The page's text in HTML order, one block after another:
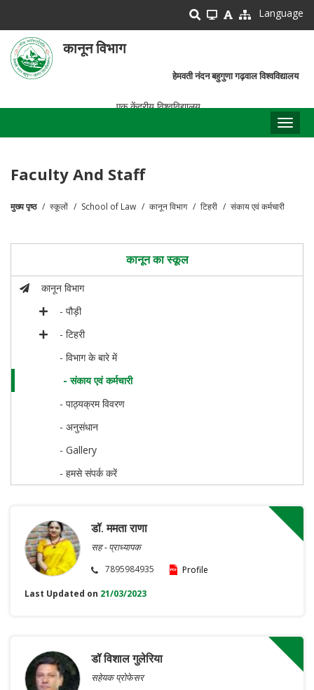
main
content
Language
कानून विभाग
हेमवती नंदन बहुगुणा गढ़वाल विश्वविद्यालय
एक केंद्रीय विश्वविद्यालय
Faculty And Staff
मुख्य पृष्ठ स्कूलों School of Law कानून विभाग टिहरी संकाय एवं कर्मचारी
कानून का स्कूल
कानून विभाग
- पौड़ी
- टिहरी
- विभाग के बारे में
- संकाय एवं कर्मचारी
- पाठ्यक्रम विवरण
- अनुसंधान
- Gallery
- हमसे संपर्क करें
डॉ. ममता राणा
सह - प्राध्यापक
7895984935
Profile
Last Updated on 21/03/2023
डॉ विशाल गुलेरिया
सहेयक प्रोफेसर